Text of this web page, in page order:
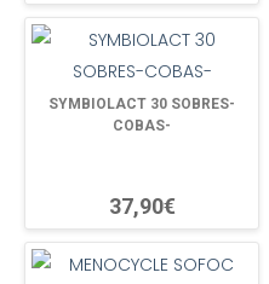
SYMBIOLACT 30 SOBRES-
COBAS-
37,90€